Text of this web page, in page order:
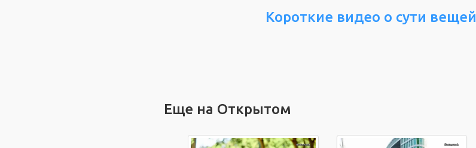
Короткие видео о сути вещей
Еще на Открытом